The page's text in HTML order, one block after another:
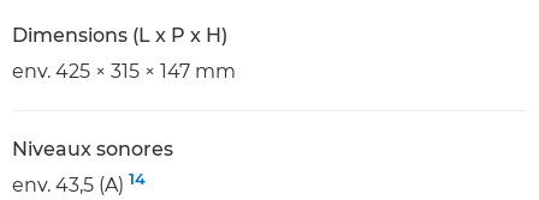
Dimensions (L x P x H)
env. 425 × 315 × 147 mm
Niveaux sonores
env. 43,5 (A) 14